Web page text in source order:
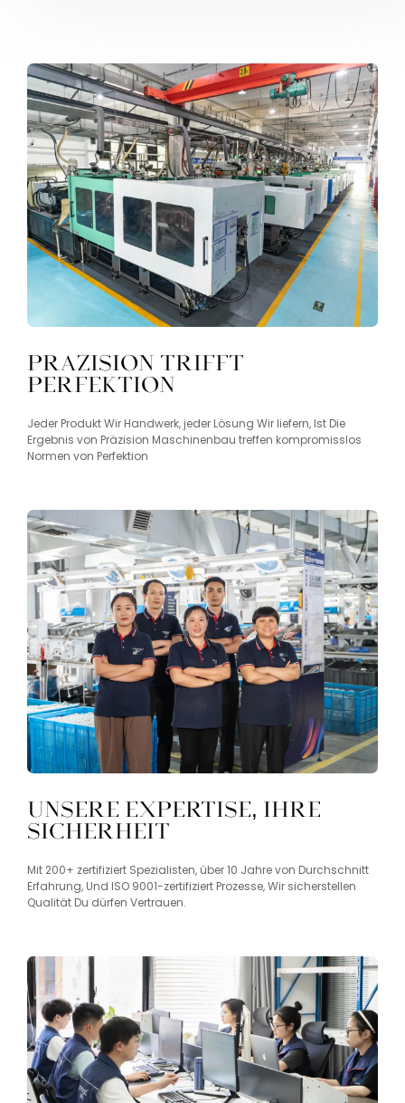
Präzision trifft
Perfektion
Jeder ProduktWir Handwerk, jeder Lösung Wir liefern, Ist Die
Ergebnis von Präzision Maschinenbau treffen kompromisslos
Normen von Perfektion
Unsere Expertise, Ihre
Sicherheit
Mit 200+ zertifiziert Spezialisten, über10 Jahrevon Durchschnitt
Erfahrung, Und ISO 9001-zertifiziert Prozesse,Wir sicherstellen
Qualität Du dürfen Vertrauen.